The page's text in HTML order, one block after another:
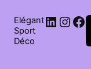
Elégant
Sport
Déco